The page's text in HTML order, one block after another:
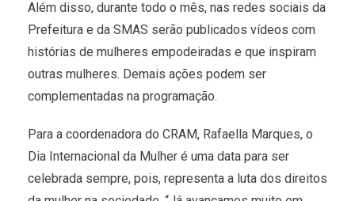
Além disso, durante todo o mês, nas redes sociais da
Prefeitura e da SMAS serão publicados vídeos com
histórias de mulheres empodeiradas e que inspiram
outras mulheres. Demais ações podem ser
complementadas na programação.
Para a coordenadora do CRAM, Rafaella Marques, o
Dia Internacional da Mulher é uma data para ser
celebrada sempre, pois, representa a luta dos direitos